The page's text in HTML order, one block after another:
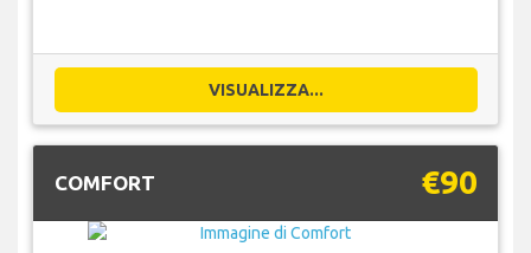
VISUALIZZA...
COMFORT €90